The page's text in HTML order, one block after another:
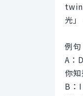
光」
例句
A：
你
B：